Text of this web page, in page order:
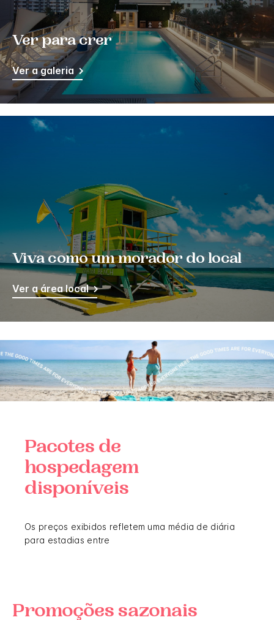
Ver para crer
Ver a galeria
Viva como um morador do local
Ver a área local
Pacotes de
hospedagem
disponíveis
Os preços exibidos refletem uma média de diária
para estadias entre
Promoções sazonais